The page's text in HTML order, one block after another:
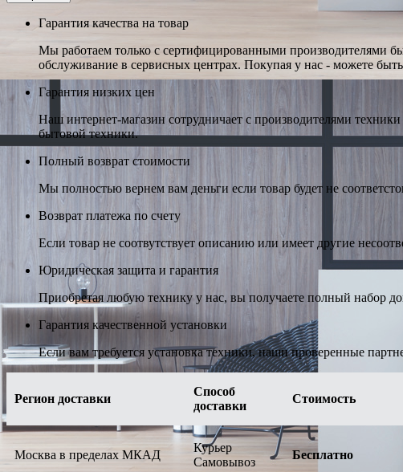
Гарантия качества на товар
Мы работаем только с сертифицированными производителями
обслуживание в сервисных центрах. Покупая у нас - можете
Гарантия низких цен
Наш интернет-магазин сотрудничает с производителями
бытовой техники.
Полный возврат стоимости
Мы полностью вернем вам деньги если товар будет не
Возврат платежа по счету
Если товар не соотвутствует описанию или имеет другие
Юридическая защита и гарантия
Приобретая любую технику у нас, вы получаете полный набор
Гарантия качественной установки
Если вам требуется установка техники, наши проверенные
Регион доставки
Способ
доставки
Стоимость
Москва в пределах МКАД
Курьер
Самовывоз
Бесплатно